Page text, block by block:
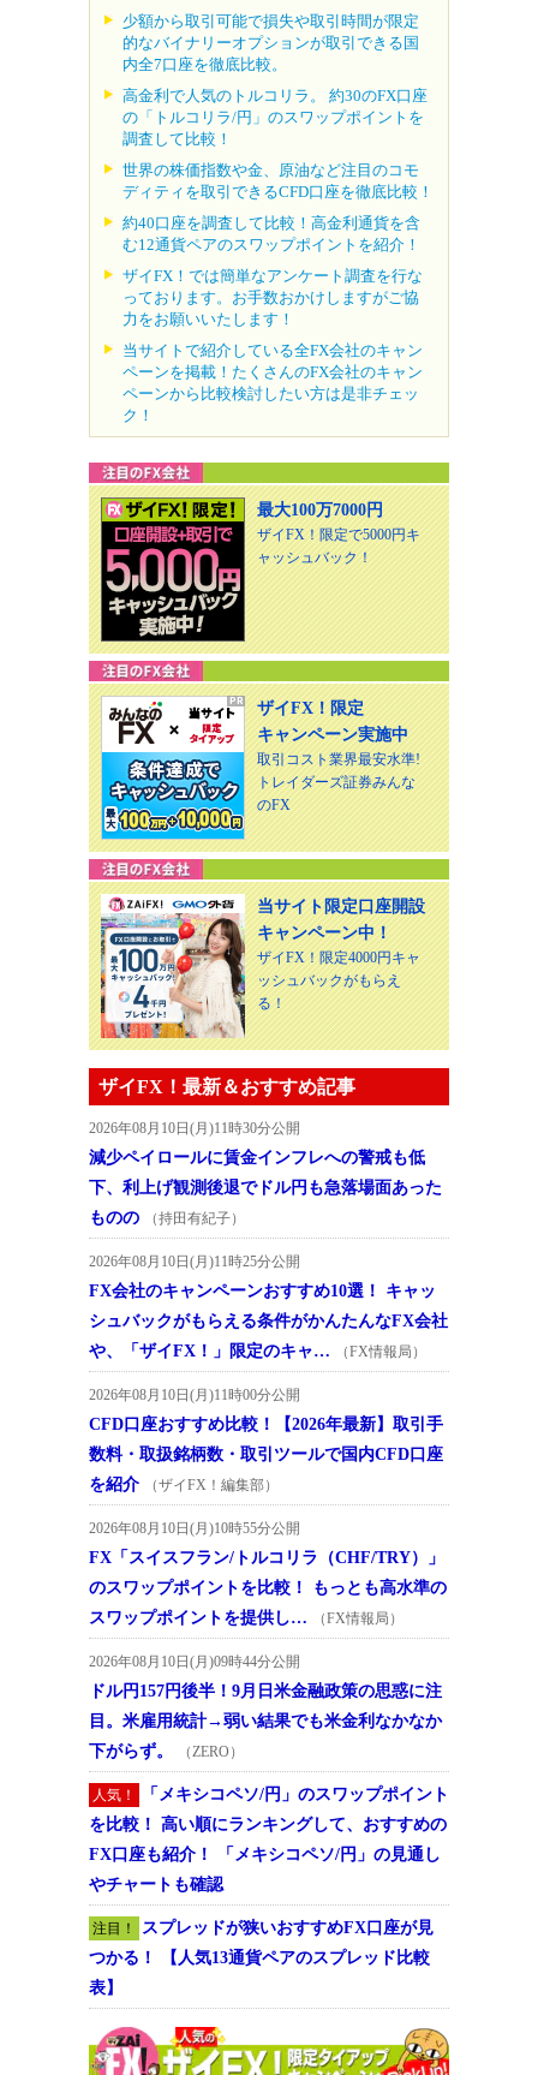
少額から取引可能で損失や取引時間が限定
的なバイナリーオプションが取引できる国
内全7口座を徹底比較。
高金利で人気のトルコリラ。 約30のFX口座
の「トルコリラ/円」のスワップポイントを
調査して比較！
世界の株価指数や金、原油など注目のコモ
ディティを取引できるCFD口座を徹底比較！
約40口座を調査して比較！高金利通貨を含
む12通貨ペアのスワップポイントを紹介！
ザイFX！では簡単なアンケート調査を行な
っております。お手数おかけしますがご協
力をお願いいたします！
当サイトで紹介している全FX会社のキャン
ペーンを掲載！たくさんのFX会社のキャン
ペーンから比較検討したい方は是非チェッ
ク！
最大100万7000円
ザイFX！限定で5000円キ
ャッシュバック！
ザイFX！限定
キャンペーン実施中
取引コスト業界最安水準!
トレイダーズ証券みんな
のFX
当サイト限定口座開設
キャンペーン中！
ザイFX！限定4000円キャ
ッシュバックがもらえ
る！
ザイFX！最新＆おすすめ記事
2026年08月10日(月)11時30分公開
減少ペイロールに賃金インフレへの警戒も低
下、利上げ観測後退でドル円も急落場面あった
ものの
（持田有紀子）
2026年08月10日(月)11時25分公開
FX会社のキャンペーンおすすめ10選！ キャッ
シュバックがもらえる条件がかんたんなFX会社
や、「ザイFX！」限定のキャ…
（FX情報局）
2026年08月10日(月)11時00分公開
CFD口座おすすめ比較！【2026年最新】取引手
数料・取扱銘柄数・取引ツールで国内CFD口座
を紹介
（ザイFX！編集部）
2026年08月10日(月)10時55分公開
FX「スイスフラン/トルコリラ（CHF/TRY）」
のスワップポイントを比較！ もっとも高水準の
スワップポイントを提供し…
（FX情報局）
2026年08月10日(月)09時44分公開
ドル円157円後半！9月日米金融政策の思惑に注
目。米雇用統計→弱い結果でも米金利なかなか
下がらず。
（ZERO）
人気！
「メキシコペソ/円」のスワップポイント
を比較！ 高い順にランキングして、おすすめの
FX口座も紹介！ 「メキシコペソ/円」の見通し
やチャートも確認
注目！
スプレッドが狭いおすすめFX口座が見
つかる！ 【人気13通貨ペアのスプレッド比較
表】